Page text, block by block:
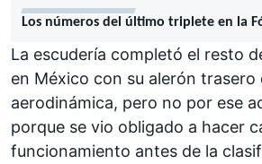
Los números del último triplete en la
La escudería completó el resto
en México con su alerón trasero
aerodinámica, pero no por ese
porque se vio obligado a hacer
funcionamiento antes de la